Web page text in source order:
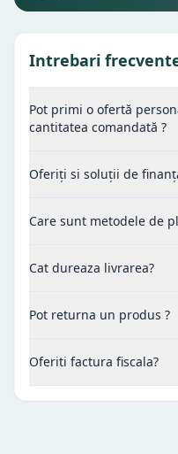
Intrebari
Pot primi o ofertă
cantitatea comandată ?
Oferiți si soluții de
Care sunt metodele de
Cat dureaza livrarea?
Pot returna un produs ?
Oferiti factura fiscala?